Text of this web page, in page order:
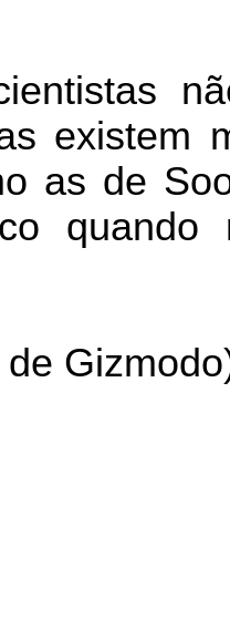
existem
as de